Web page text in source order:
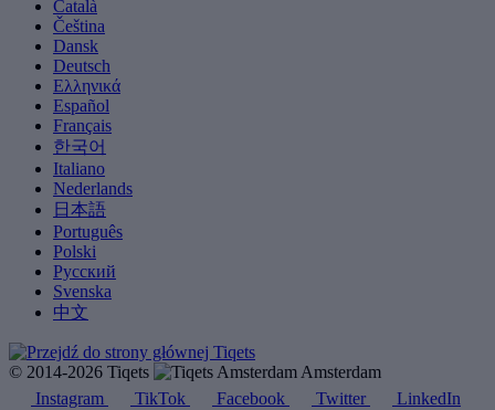
Català
Čeština
Dansk
Deutsch
Ελληνικά
Español
Français
한국어
Italiano
Nederlands
日本語
Português
Polski
Русский
Svenska
中文
© 2014-2026 Tiqets
Amsterdam
Instagram
TikTok Facebook Twitter LinkedIn